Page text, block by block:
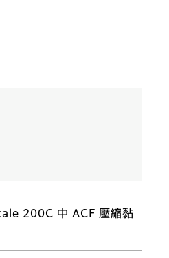
200C 中 ACF 壓縮黏